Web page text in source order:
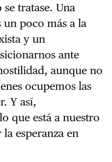
tratase. Una
poco más a la
y un
ante
aunque no
ocupemos las
Y así,
que está a nuestro
esperanza en